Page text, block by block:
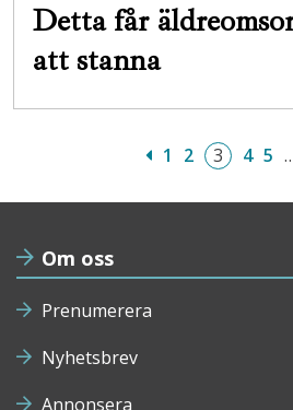
Detta får
att stanna
1 2 3 4 5
Om oss
Prenumerera
Nyhetsbrev
Annonsera